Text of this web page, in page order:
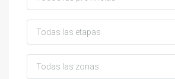
Todas las etapas
Todas las zonas